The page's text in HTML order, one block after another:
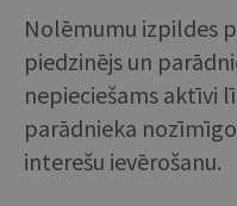
Nolēmumu izpildes
piedzinējs un
nepieciešams aktīvi
parādnieka
interešu ievērošanu.